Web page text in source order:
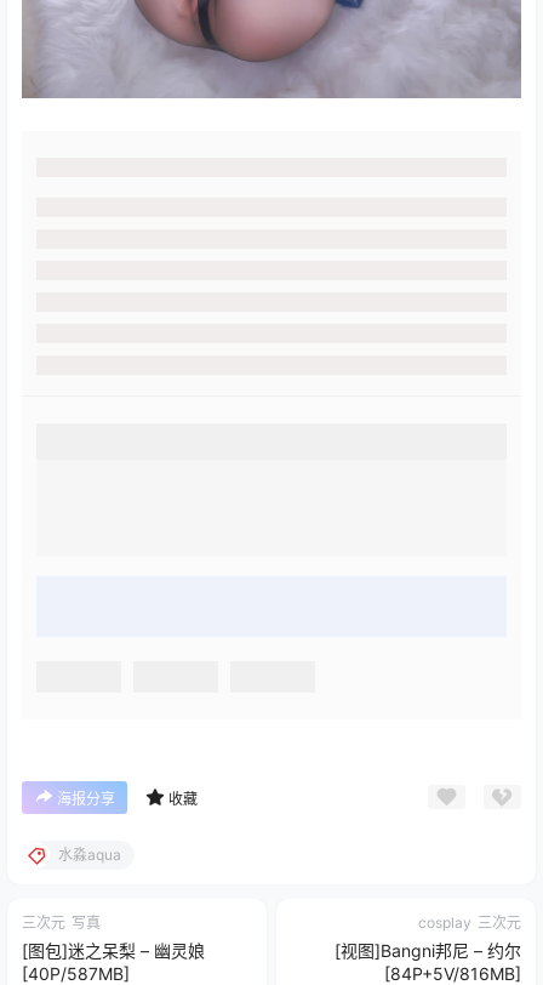
海报分享 收藏
水淼aqua
三次元 写真
[图包]迷之呆梨 – 幽灵娘
[40P/587MB]
cosplay 三次元
[视图]Bangni邦尼 – 约尔
[84P+5V/816MB]